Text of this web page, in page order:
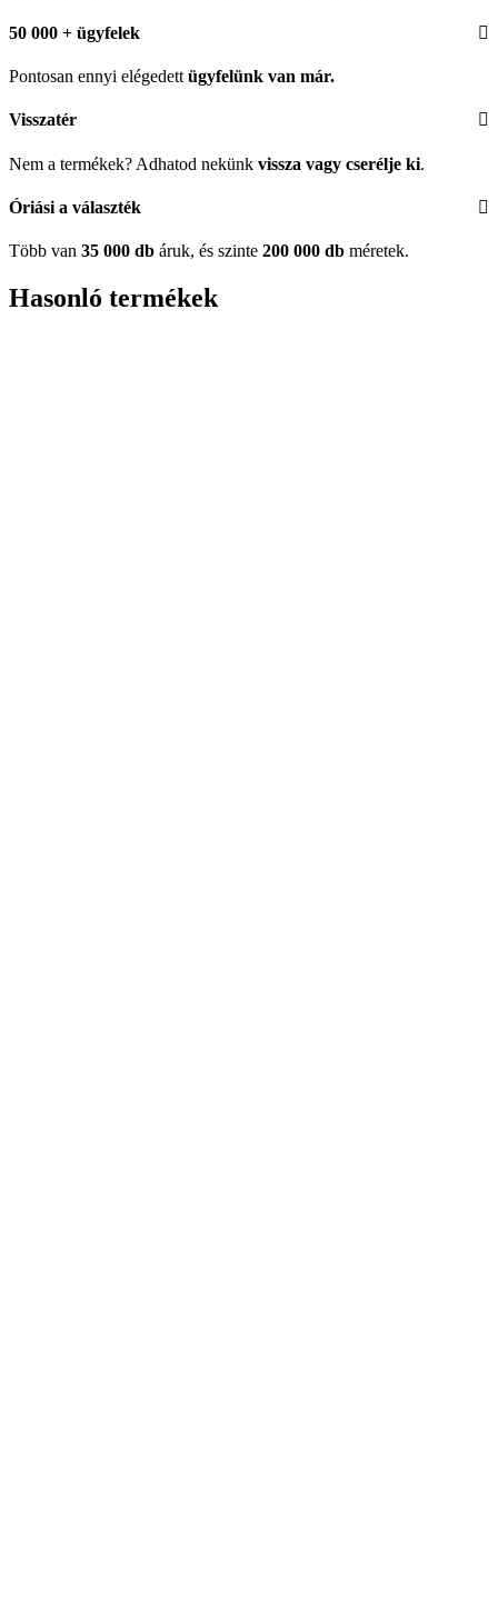
50 000 + ügyfelek
Pontosan ennyi elégedett ügyfelünk van már.
Visszatér
Nem a termékek? Adhatod nekünk vissza vagy cserélje ki.
Óriási a választék
Több van 35 000 db áruk, és szinte 200 000 db méretek.
Hasonló termékek